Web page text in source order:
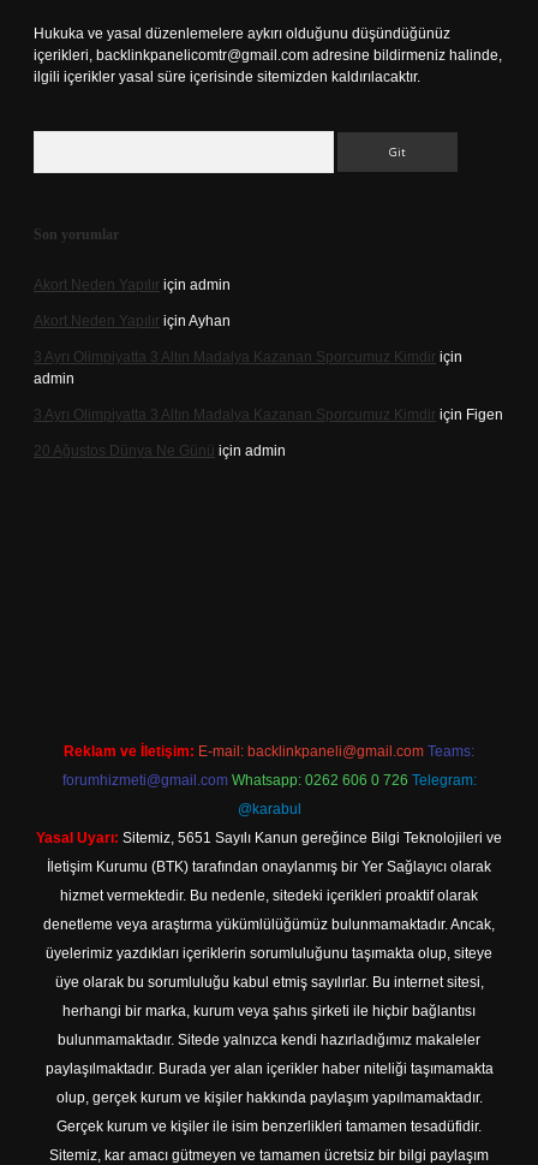
Hukuka ve yasal düzenlemelere aykırı olduğunu düşündüğünüz
içerikleri, backlinkpanelicomtr@gmail.com adresine bildirmeniz halinde,
ilgili içerikler yasal süre içerisinde sitemizden kaldırılacaktır.
Son yorumlar
Akort Neden Yapılır için admin
Akort Neden Yapılır için Ayhan
3 Ayrı Olimpiyatta 3 Altın Madalya Kazanan Sporcumuz Kimdir için
admin
3 Ayrı Olimpiyatta 3 Altın Madalya Kazanan Sporcumuz Kimdir için Figen
20 Ağustos Dünya Ne Günü için admin
Reklam ve İletişim: E-mail: backlinkpaneli@gmail.com Teams:
forumhizmeti@gmail.com Whatsapp: 0262 606 0 726 Telegram:
@karabul
Yasal Uyarı: Sitemiz, 5651 Sayılı Kanun gereğince Bilgi Teknolojileri ve
İletişim Kurumu (BTK) tarafından onaylanmış bir Yer Sağlayıcı olarak
hizmet vermektedir. Bu nedenle, sitedeki içerikleri proaktif olarak
denetleme veya araştırma yükümlülüğümüz bulunmamaktadır. Ancak,
üyelerimiz yazdıkları içeriklerin sorumluluğunu taşımakta olup, siteye
üye olarak bu sorumluluğu kabul etmiş sayılırlar. Bu internet sitesi,
herhangi bir marka, kurum veya şahıs şirketi ile hiçbir bağlantısı
bulunmamaktadır. Sitede yalnızca kendi hazırladığımız makaleler
paylaşılmaktadır. Burada yer alan içerikler haber niteliği taşımamakta
olup, gerçek kurum ve kişiler hakkında paylaşım yapılmamaktadır.
Gerçek kurum ve kişiler ile isim benzerlikleri tamamen tesadüfidir.
Sitemiz, kar amacı gütmeyen ve tamamen ücretsiz bir bilgi paylaşım